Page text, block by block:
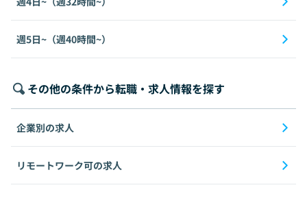
週5日~（週40時間~）
その他の条件から転職・求人情報を探す
企業別の求人
リモートワーク可の求人